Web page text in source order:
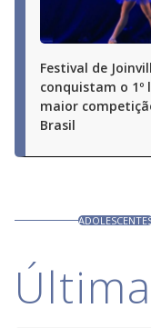
Festival de
conquistam o 1º
maior
Brasil